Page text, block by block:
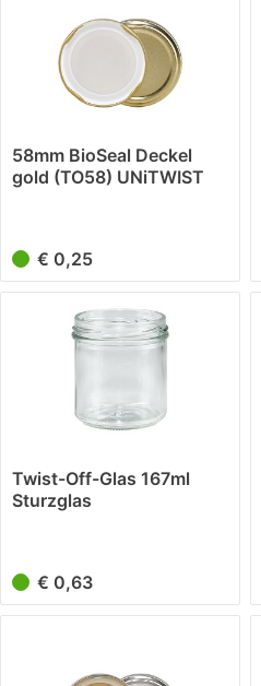
58mm BioSeal Deckel
gold (TO58) UNiTWIST
€ 0,25
Twist-Off-Glas 167ml
Sturzglas
€ 0,63